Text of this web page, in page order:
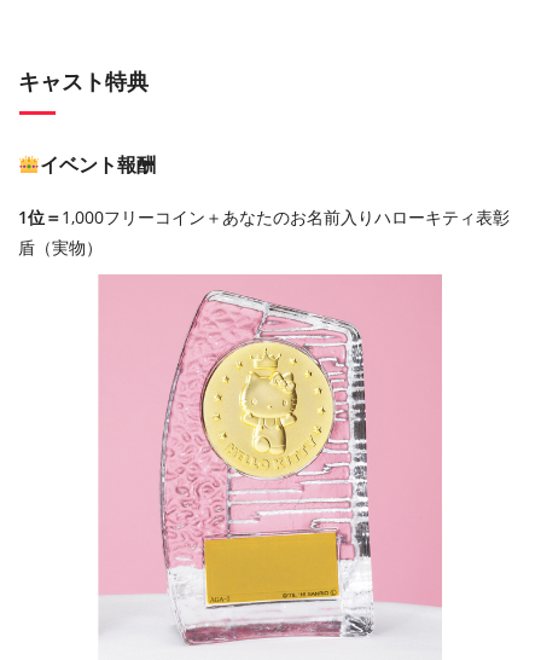
キャスト特典
イベント報酬
1位＝1,000フリーコイン＋あなたのお名前入りハローキティ表彰
盾（実物）